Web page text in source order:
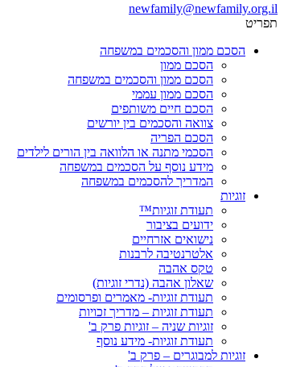
newfamily@newfamily.org.il
תפריט
הסכם ממון והסכמים במשפחה
הסכם ממון
הסכם ממון והסכמים במשפחה
הסכם ממון עממי
הסכם חיים משותפים
צוואה והסכמים בין יורשים
הסכם הפריה
הסכמי מתנה או הלוואה בין הורים לילדים
מידע נוסף על הסכמים במשפחה
המדריך להסכמים במשפחה
זוגיות
תעודת זוגיות™
ידועים בציבור
נישואים אזרחיים
אלטרנטיבה לרבנות
טקס אהבה
שאלון אהבה (נדרי זוגיות)
תעודת זוגיות- מאמרים ופרסומים
תעודת זוגיות – מדריך זכויות
זוגיות שניה – זוגיות פרק ב'
תעודת זוגיות- מידע נוסף
זוגיות למבוגרים – פרק ב'